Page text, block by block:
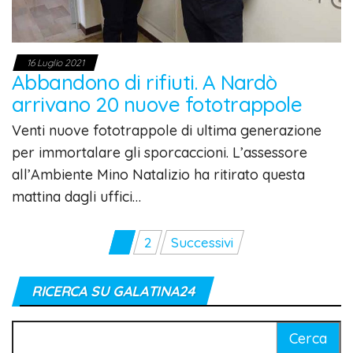
16 Luglio 2021
Abbandono di rifiuti. A Nardò
arrivano 20 nuove fototrappole
Venti nuove fototrappole di ultima generazione
per immortalare gli sporcaccioni. L’assessore
all’Ambiente Mino Natalizio ha ritirato questa
mattina dagli uffici…
Paginazione
degli
articoli
2 Successivi
RICERCA SU GALATINA24